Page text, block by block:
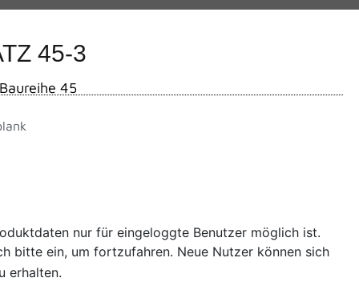
45-3
Baureihe 45
nur für eingeloggte Benutzer möglich ist.
bitte ein, um fortzufahren. Neue Nutzer können sich
erhalten.